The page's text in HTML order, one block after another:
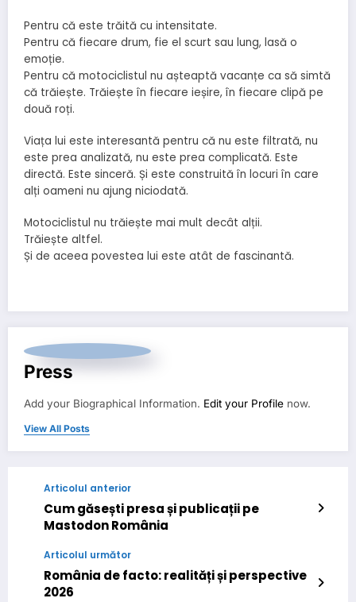
Pentru că este trăită cu intensitate.
Pentru că fiecare drum, fie el scurt sau lung, lasă o
emoție.
Pentru că motociclistul nu așteaptă vacanțe ca să simtă
că trăiește. Trăiește în fiecare ieșire, în fiecare clipă pe
două roți.
Viața lui este interesantă pentru că nu este filtrată, nu
este prea analizată, nu este prea complicată. Este
directă. Este sinceră. Și este construită în locuri în care
alți oameni nu ajung niciodată.
Motociclistul nu trăiește mai mult decât alții.
Trăiește altfel.
Și de aceea povestea lui este atât de fascinantă.
Press
Add your Biographical Information. Edit your Profile now.
View All Posts
Articolul anterior
Cum găsești presa și publicații pe
Mastodon România
Articolul următor
România de facto: realități și perspective
2026